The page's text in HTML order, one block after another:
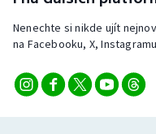
Plavání
Nenechte si nikde ujít
na Facebooku, X,